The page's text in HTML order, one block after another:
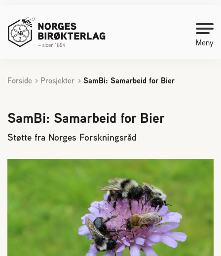
Meny
Kontakt oss
Bli medlem
Starte med birøkt
Medlemssider
Biene svermer
Reaksjon på bistikk
Forside Prosjekter SamBi: Samarbeid for Bier
SamBi: Samarbeid for Bier
Støtte fra Norges Forskningsråd